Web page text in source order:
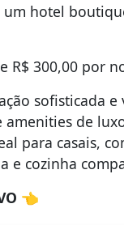
hotel
R$ 300,00 por
sofisticada
amenities de
para casais,
e cozinha
👈